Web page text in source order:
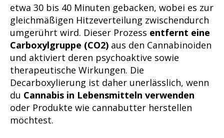
etwa 30 bis 40 Minuten gebacken, wobei es zur
gleichmäßigen Hitzeverteilung zwischendurch
umgerührt wird. Dieser Prozess entfernt eine
Carboxylgruppe (CO2) aus den Cannabinoiden
und aktiviert deren psychoaktive sowie
therapeutische Wirkungen. Die
Decarboxylierung ist daher unerlässlich, wenn
du Cannabis in Lebensmitteln verwenden
oder Produkte wie cannabutter herstellen
möchtest.